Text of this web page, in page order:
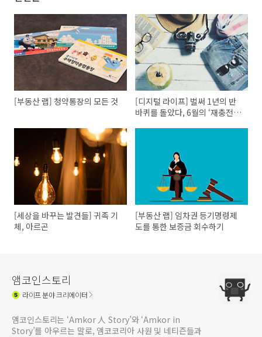
[부동산 랩] 청약통장의 모든 것
[디지털 라이프] 벌써 1년의 반
바퀴를 돌았다, 6월의 ‘재충전’
[세상을 바꾸는 발견들] 귀족 기
체, 아르곤
[부동산 랩] 임차권 등기명령제
도를 통한 보증금 회수하기
앰코인스토리
라이프분야 크리에이터
앰코인스토리는 ‘Amkor 人 Story’와 ‘Amkor in
Story’를 아우르는 말로, 앰코코리아 사원 및 네티즌들과